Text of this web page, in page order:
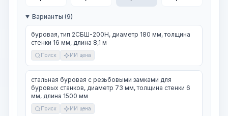
Варианты (9)
буровая, тип 2СБШ-200Н, диаметр 180 мм, толщина
стенки 16 мм, длина 8,1 м
Поиск ИИ цена
стальная буровая с резьбовыми замками для
буровых станков, диаметр 73 мм, толщина стенки 6
мм, длина 1500 мм
Поиск ИИ цена